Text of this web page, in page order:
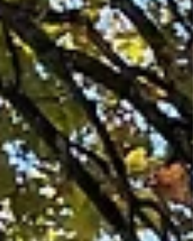
getragen hat, als es regulieren konnte. Vor allem
feinfühlige und hochsensible Menschen haben ein
besonders feines Nervensystem, das ihre
Wahrnehmung verstärkt: Sie nehmen Geräusche,
Gerüche, visuelle Eindrücke oder Energien ihrer
Mitmensch